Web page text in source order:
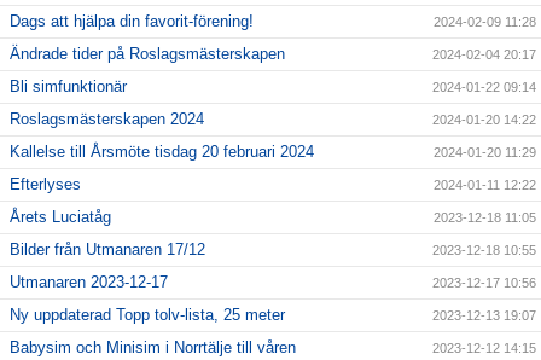
Dags att hjälpa din favorit-förening! 2024-02-09 11:28
Ändrade tider på Roslagsmästerskapen 2024-02-04 20:17
Bli simfunktionär 2024-01-22 09:14
Roslagsmästerskapen 2024 2024-01-20 14:22
Kallelse till Årsmöte tisdag 20 februari 2024 2024-01-20 11:29
Efterlyses 2024-01-11 12:22
Årets Luciatåg 2023-12-18 11:05
Bilder från Utmanaren 17/12 2023-12-18 10:55
Utmanaren 2023-12-17 2023-12-17 10:56
Ny uppdaterad Topp tolv-lista, 25 meter 2023-12-13 19:07
Babysim och Minisim i Norrtälje till våren 2023-12-12 14:15